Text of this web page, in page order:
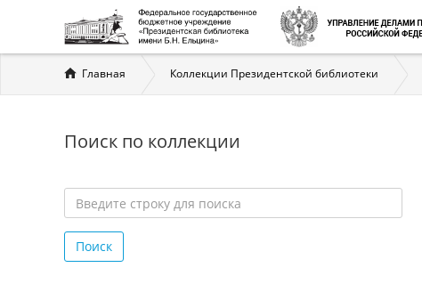
Вы
здесь
Главная Коллекции Президентской библиотеки
Поиск по коллекции
строку
для
Поиск